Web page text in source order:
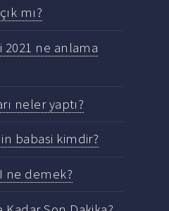
mı?
2021 ne anlama
neler yaptı?
babasi kimdir?
ne demek?